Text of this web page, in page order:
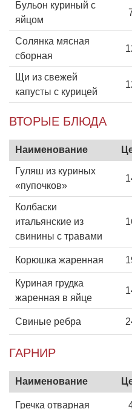
Бульон куриный с
яйцом
Солянка мясная
сборная
Щи из свежей
капусты с курицей
ВТОРЫЕ БЛЮДА
Гуляш из куриных
«пупочков»
Колбаски
итальянские из
свинины с травами
Корюшка жаренная
Куриная грудка
жаренная в яйце
Свиные ребра
ГАРНИР
Гречка отварная